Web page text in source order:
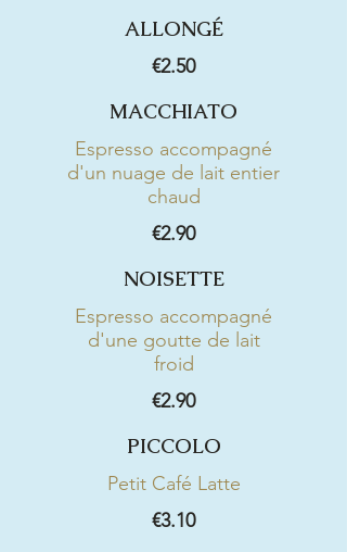
ALLONGÉ
€2.50
MACCHIATO
Espresso accompagné
d'un nuage de lait entier
chaud
€2.90
NOISETTE
Espresso accompagné
d'une goutte de lait
froid
€2.90
PICCOLO
Petit Café Latte
€3.10